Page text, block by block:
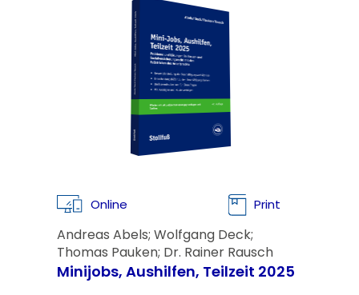
Online Print
Andreas Abels; Wolfgang Deck;
Thomas Pauken; Dr. Rainer Rausch
Minijobs, Aushilfen, Teilzeit 2025